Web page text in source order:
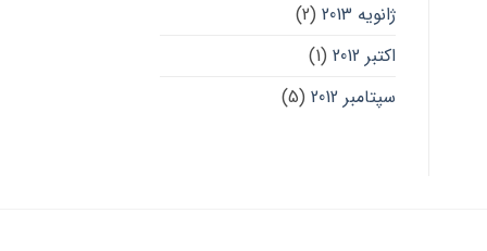
ژانویه 2013
(2)
اکتبر 2012
(1)
سپتامبر 2012
(5)